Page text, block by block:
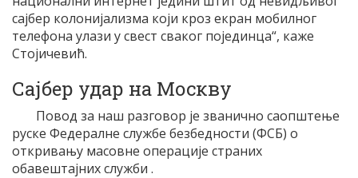
сајбер колонијализма који кроз екран мобилног
телефона улази у свест сваког појединца“, каже
Стојичевић.
Сајбер удар на Москву
Повод за наш разговор је званично саопштење
руске Федералне службе безбедности (ФСБ) о
откривању масовне операције страних
обавештајних служби .